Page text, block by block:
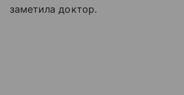
заметила доктор.